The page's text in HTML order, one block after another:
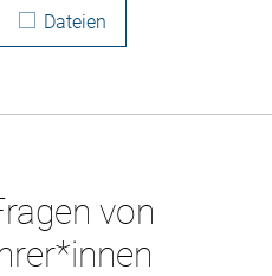
Dateien
von